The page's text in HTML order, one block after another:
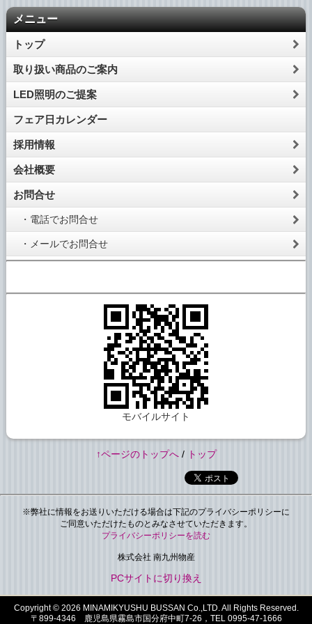
メニュー
トップ
取り扱い商品のご案内
LED照明のご提案
フェア日カレンダー
採用情報
会社概要
お問合せ
・電話でお問合せ
・メールでお問合せ
モバイルサイト
↑ページのトップへ/ トップ
※弊社に情報をお送りいただける場合は下記のプライバシーポリシーに
ご同意いただけたものとみなさせていただきます。
プライバシーポリシーを読む
株式会社 南九州物産
PCサイトに切り換え
Copyright © 2026 MINAMIKYUSHU BUSSAN Co.,LTD.All Rights Reserved.
〒899-4346 鹿児島県霧島市国分府中町7-26，TEL 0995-47-1666